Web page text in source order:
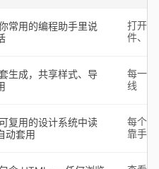
常用的编程助手里说
打开
件、
生成，共享样式、导
每一
线
复用的设计系统中读
动套用
每个
靠手维